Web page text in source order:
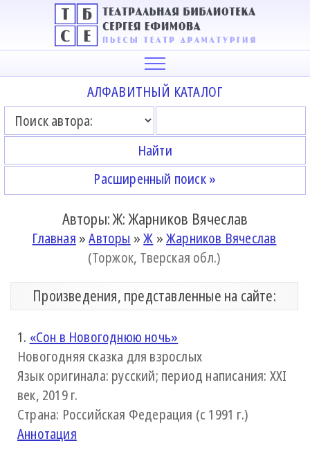
АЛФАВИТНЫЙ КАТАЛОГ
Расширенный поиск »
Авторы: Ж: Жарников Вячеслав
Главная »Авторы »Ж »Жарников Вячеслав
(Торжок, Тверская обл.)
Произведения, представленные на сайте:
1. «Сон в Новогоднюю ночь»
Новогодняя сказка для взрослых
Язык оригинала: русский; период написания: XXI
век, 2019 г.
Страна: Российская Федерация (с 1991 г.)
Аннотация